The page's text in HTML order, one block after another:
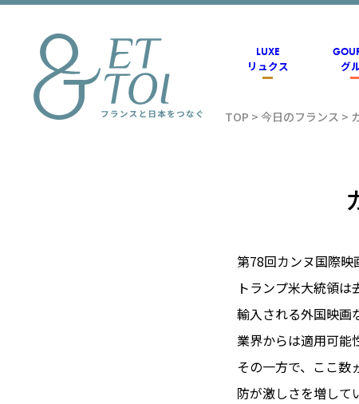
内
LUXE
リュクス グ
TOP >今日のフランス >
第78回カンヌ国際映
トランプ米大統領
輸入される外国映画
業界からは適用可能
その一方で、ここ数
防が激しさを増して